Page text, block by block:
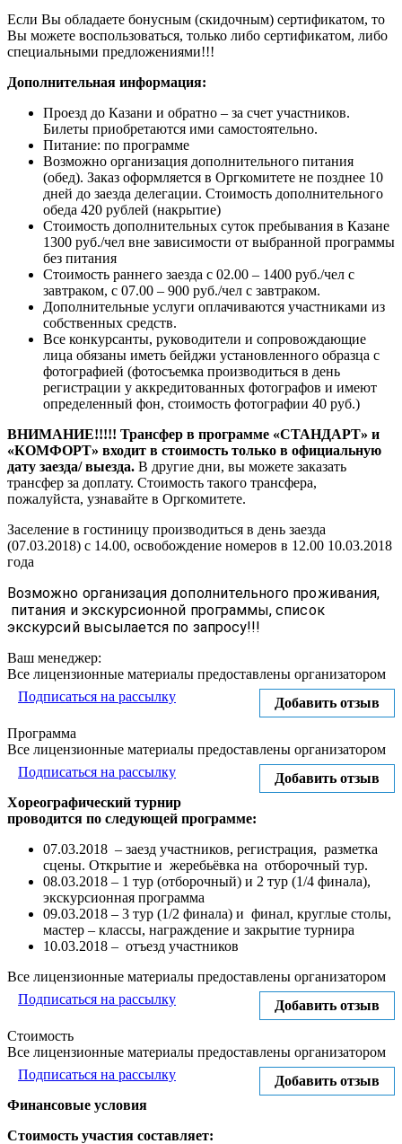
Если Вы обладаете бонусным (скидочным) сертификатом, то
Вы можете воспользоваться, только либо сертификатом, либо
специальными предложениями!!!
Дополнительная информация:
Проезд до Казани и обратно – за счет участников.
Билеты приобретаются ими самостоятельно.
Питание: по программе
Возможно организация дополнительного питания
(обед). Заказ оформляется в Оргкомитете не позднее 10
дней до заезда делегации. Стоимость дополнительного
обеда 420 рублей (накрытие)
Стоимость дополнительных суток пребывания в Казане
1300 руб./чел вне зависимости от выбранной программы
без питания
Стоимость раннего заезда с 02.00 – 1400 руб./чел с
завтраком, с 07.00 – 900 руб./чел с завтраком.
Дополнительные услуги оплачиваются участниками из
собственных средств.
Все конкурсанты, руководители и сопровождающие
лица обязаны иметь бейджи установленного образца с
фотографией (фотосъемка производиться в день
регистрации у аккредитованных фотографов и имеют
определенный фон, стоимость фотографии 40 руб.)
ВНИМАНИЕ!!!!! Трансфер в программе «СТАНДАРТ» и
«КОМФОРТ» входит в стоимость только в официальную
дату заезда/ выезда. В другие дни, вы можете заказать
трансфер за доплату. Стоимость такого трансфера,
пожалуйста, узнавайте в Оргкомитете.
Заселение в гостиницу производиться в день заезда
(07.03.2018) с 14.00, освобождение номеров в 12.00 10.03.2018
года
Возможно организация дополнительного проживания,
питания и экскурсионной программы, список
экскурсий высылается по запросу!!!
Ваш менеджер:
Все лицензионные материалы предоставлены организатором
Добавить отзыв
Подписаться на рассылку
Программа
Все лицензионные материалы предоставлены организатором
Добавить отзыв
Подписаться на рассылку
Хореографический турнир
проводится по следующей программе:
07.03.2018 – заезд участников, регистрация, разметка
сцены. Открытие и жеребьёвка на отборочный тур.
08.03.2018 – 1 тур (отборочный) и 2 тур (1/4 финала),
экскурсионная программа
09.03.2018 – 3 тур (1/2 финала) и финал, круглые столы,
мастер – классы, награждение и закрытие турнира
10.03.2018 – отъезд участников
Все лицензионные материалы предоставлены организатором
Добавить отзыв
Подписаться на рассылку
Стоимость
Все лицензионные материалы предоставлены организатором
Добавить отзыв
Подписаться на рассылку
Финансовые условия
Стоимость участия составляет: